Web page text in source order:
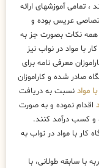
، تمامی آموزشهای ارائه
عریس بوده و
همه نکات بصورت جز به
با مواد در نواب نیز
معرفی نامه برای
صادر شده و کاراموزان
مواد نسبت به دریافت
اقدام نموده و به صورت
و کسب درآمد کنند.
کار با مواد در نواب به
با سابقه طولانی، با